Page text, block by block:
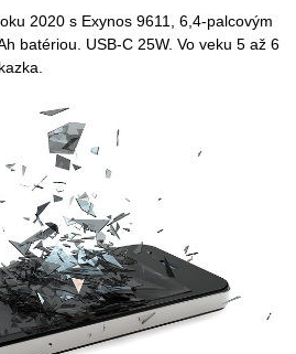
2020 s Exynos 9611, 6,4-palcovým
batériou. USB-C 25W. Vo veku 5 až 6